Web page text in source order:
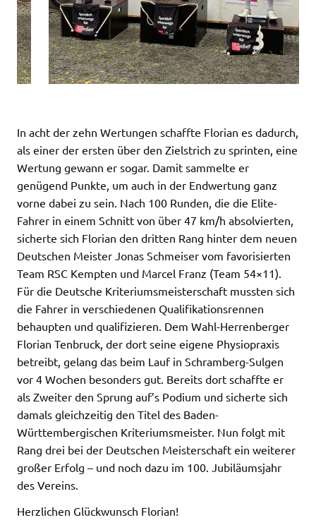
In acht der zehn Wertungen schaffte Florian es dadurch,
als einer der ersten über den Zielstrich zu sprinten, eine
Wertung gewann er sogar. Damit sammelte er
genügend Punkte, um auch in der Endwertung ganz
vorne dabei zu sein. Nach 100 Runden, die die Elite-
Fahrer in einem Schnitt von über 47 km/h absolvierten,
sicherte sich Florian den dritten Rang hinter dem neuen
Deutschen Meister Jonas Schmeiser vom favorisierten
Team RSC Kempten und Marcel Franz (Team 54×11).
Für die Deutsche Kriteriumsmeisterschaft mussten sich
die Fahrer in verschiedenen Qualifikationsrennen
behaupten und qualifizieren. Dem Wahl-Herrenberger
Florian Tenbruck, der dort seine eigene Physiopraxis
betreibt, gelang das beim Lauf in Schramberg-Sulgen
vor 4 Wochen besonders gut. Bereits dort schaffte er
als Zweiter den Sprung auf’s Podium und sicherte sich
damals gleichzeitig den Titel des Baden-
Württembergischen Kriteriumsmeister. Nun folgt mit
Rang drei bei der Deutschen Meisterschaft ein weiterer
großer Erfolg – und noch dazu im 100. Jubiläumsjahr
des Vereins.
Herzlichen Glückwunsch Florian!